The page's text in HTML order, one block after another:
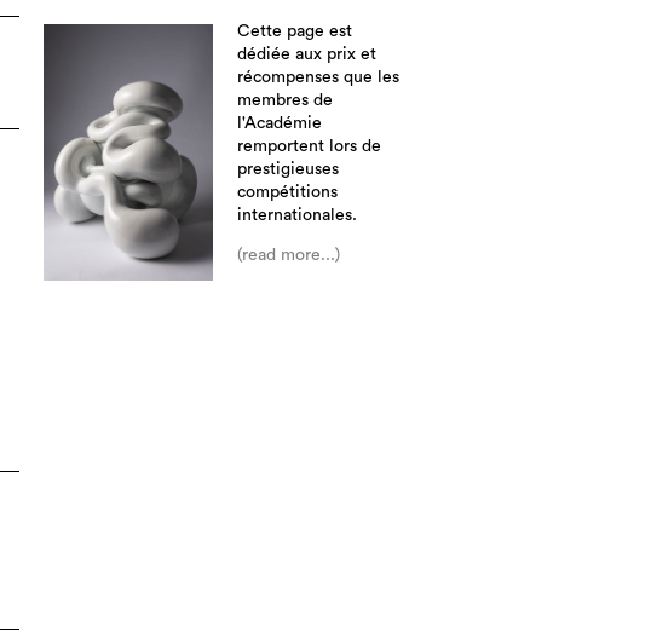
Cette page est
dédiée aux prix et
récompenses que les
membres de
l'Académie
remportent lors de
prestigieuses
compétitions
internationales.
(read more...)